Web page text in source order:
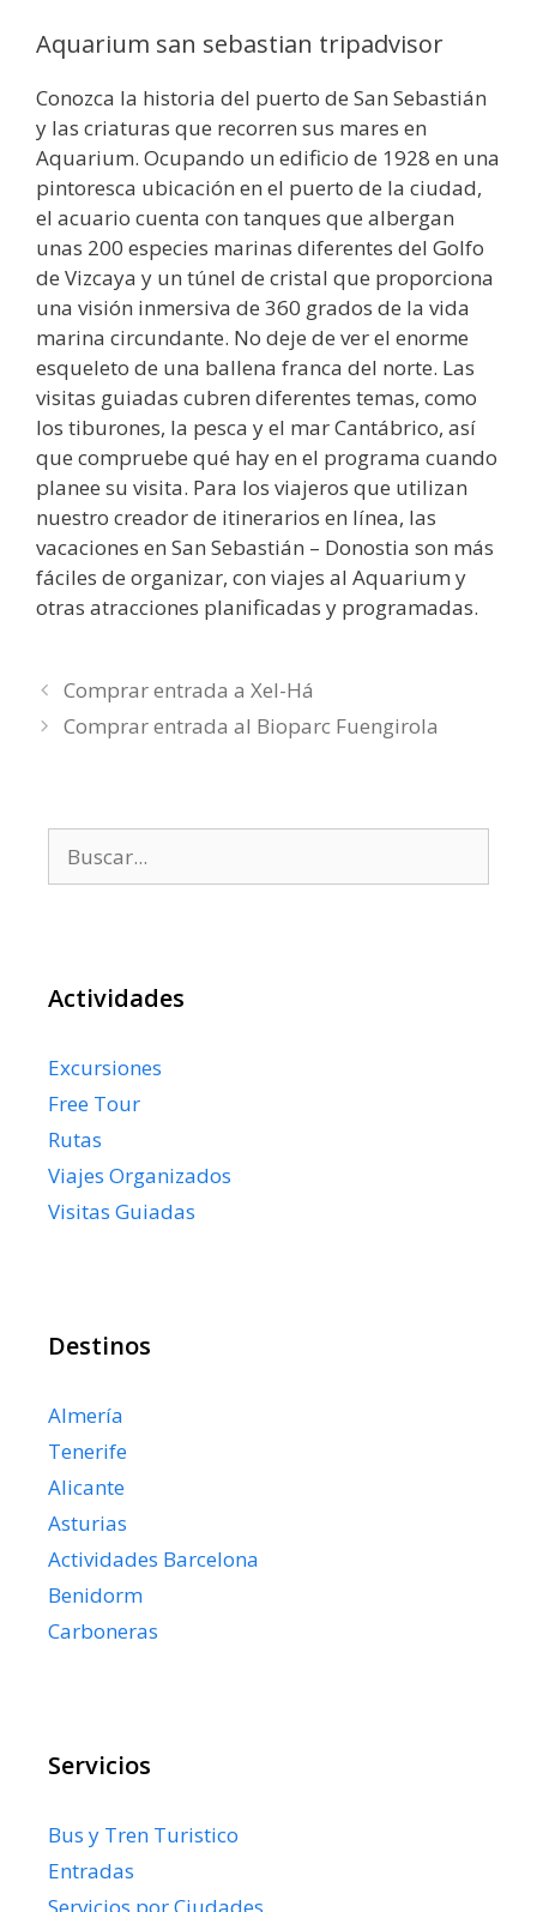
Aquarium san sebastian tripadvisor
Conozca la historia del puerto de San Sebastián
y las criaturas que recorren sus mares en
Aquarium. Ocupando un edificio de 1928 en una
pintoresca ubicación en el puerto de la ciudad,
el acuario cuenta con tanques que albergan
unas 200 especies marinas diferentes del Golfo
de Vizcaya y un túnel de cristal que proporciona
una visión inmersiva de 360 grados de la vida
marina circundante. No deje de ver el enorme
esqueleto de una ballena franca del norte. Las
visitas guiadas cubren diferentes temas, como
los tiburones, la pesca y el mar Cantábrico, así
que compruebe qué hay en el programa cuando
planee su visita. Para los viajeros que utilizan
nuestro creador de itinerarios en línea, las
vacaciones en San Sebastián – Donostia son más
fáciles de organizar, con viajes al Aquarium y
otras atracciones planificadas y programadas.
Comprar entrada a Xel-Há
Comprar entrada al Bioparc Fuengirola
Actividades
Excursiones
Free Tour
Rutas
Viajes Organizados
Visitas Guiadas
Destinos
Almería
Tenerife
Alicante
Asturias
Actividades Barcelona
Benidorm
Carboneras
Servicios
Bus y Tren Turistico
Entradas